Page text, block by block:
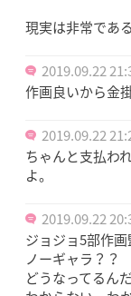
現実は非常である
2019.09.22
作画良いから金
2019.09.22
ちゃんと支払わ
よ。
2019.09.22
ジョジョ5部作画
ノーギャラ？？
どうなってるん